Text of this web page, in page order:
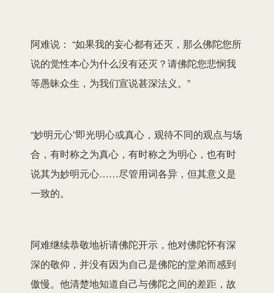
阿难说： “如果我的妄心都有还灭，那么佛陀您所
说的觉性本心为什么没有还灭？请佛陀您悲悯我
等愚昧众生，为我们宣说甚深法义。”
“妙明元心”即光明心或真心，观待不同的观点与场
合，有时称之为真心，有时称之为明心，也有时
说其为妙明元心……尽管用词各异，但其意义是
一致的。
阿难继续恭敬地祈请佛陀开示，他对佛陀怀有深
深的敬仰，并没有因为自己是佛陀的堂弟而感到
傲慢。他清楚地知道自己与佛陀之间的差距，故